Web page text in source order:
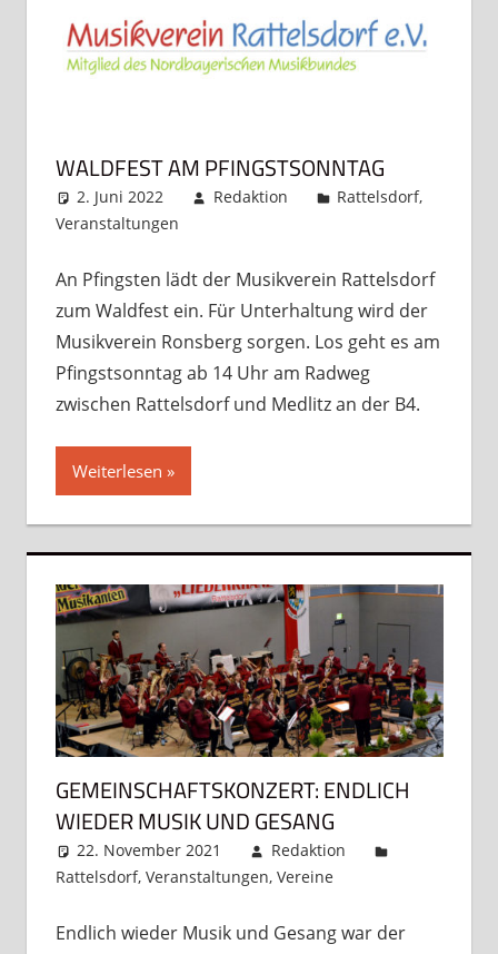
WALDFEST AM PFINGSTSONNTAG
2. Juni 2022 Redaktion Rattelsdorf,
Veranstaltungen
An Pfingsten lädt der Musikverein Rattelsdorf
zum Waldfest ein. Für Unterhaltung wird der
Musikverein Ronsberg sorgen. Los geht es am
Pfingstsonntag ab 14 Uhr am Radweg
zwischen Rattelsdorf und Medlitz an der B4.
Weiterlesen
GEMEINSCHAFTSKONZERT: ENDLICH
WIEDER MUSIK UND GESANG
22. November 2021
Redaktion
Rattelsdorf, Veranstaltungen, Vereine
Endlich wieder Musik und Gesang war der